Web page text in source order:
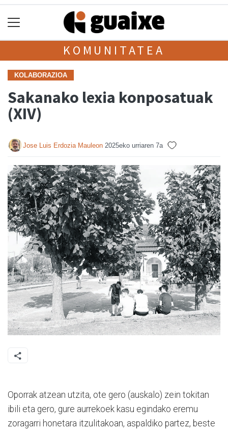
KOMUNITATEA
KOLABORAZIOA
Sakanako lexia konposatuak
(XIV)
Jose Luis Erdozia Mauleon 2025eko urriaren 7a
Oporrak atzean utzita, ote gero (auskalo) zein tokitan
ibili eta gero, gure aurrekoek kasu egindako eremu
zoragarri honetara itzulitakoan, aspaldiko partez, beste